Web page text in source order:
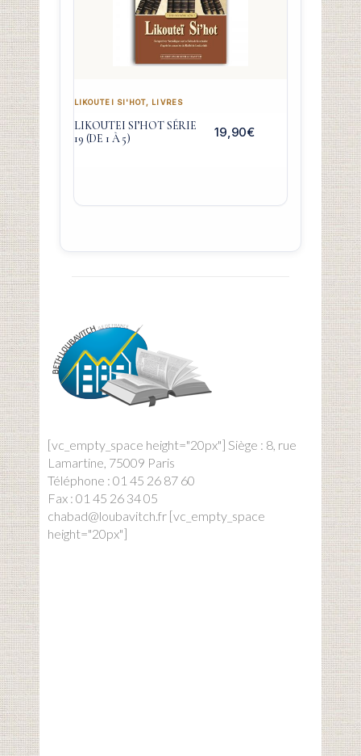
LIKOUTEI SI'HOT, LIVRES
LIKOUTEI SI’HOT SÉRIE
19 (DE 1 À 5)
19,90€
[vc_empty_space height="20px"] Siège : 8, rue
Lamartine, 75009 Paris
Téléphone : 01 45 26 87 60
Fax : 01 45 26 34 05
chabad@loubavitch.fr [vc_empty_space
height="20px"]